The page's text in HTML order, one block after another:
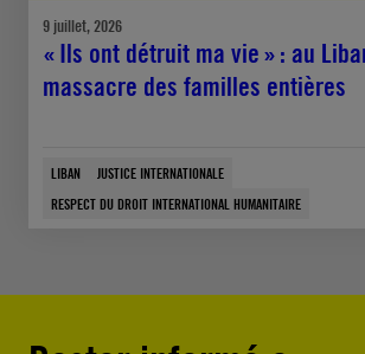
9 juillet, 2026
« Ils ont détruit ma vie » : au
massacre des familles entières
LIBAN
JUSTICE INTERNATIONALE
RESPECT DU DROIT INTERNATIONAL HUMANITAIRE